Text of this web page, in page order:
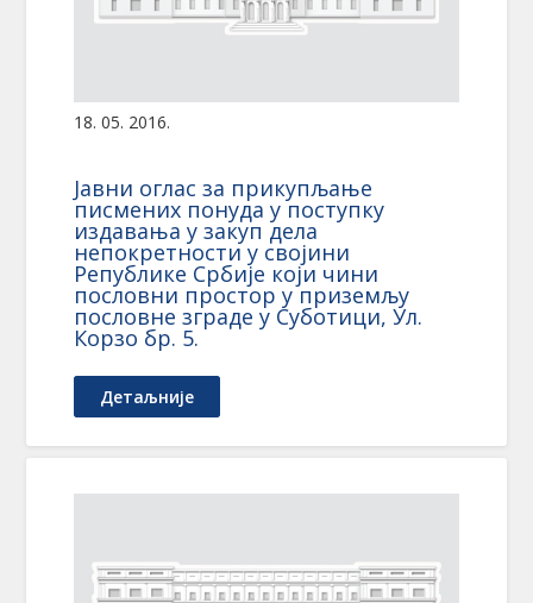
18. 05. 2016.
Јавни оглас за прикупљање
писмених понуда у поступку
издавања у закуп дела
непокретности у својини
Републике Србије који чини
пословни простор у приземљу
пословне зграде у Суботици, Ул.
Корзо бр. 5.
Детаљније